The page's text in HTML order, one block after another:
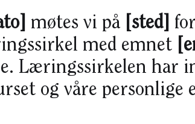
møtes vi på [sted]
med emnet
Læringssirkelen har
og våre personlige